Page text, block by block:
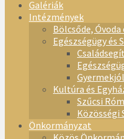
Galériák
Intézmények
Bölcsőde,
Egészségügy és
Kultúra és
Szűcsi
Közösségi
Önkormányzat